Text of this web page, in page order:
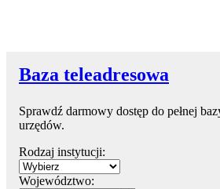
Baza teleadresowa
Sprawdź darmowy dostęp do pełnej
urzędów.
Rodzaj instytucji:
Województwo: